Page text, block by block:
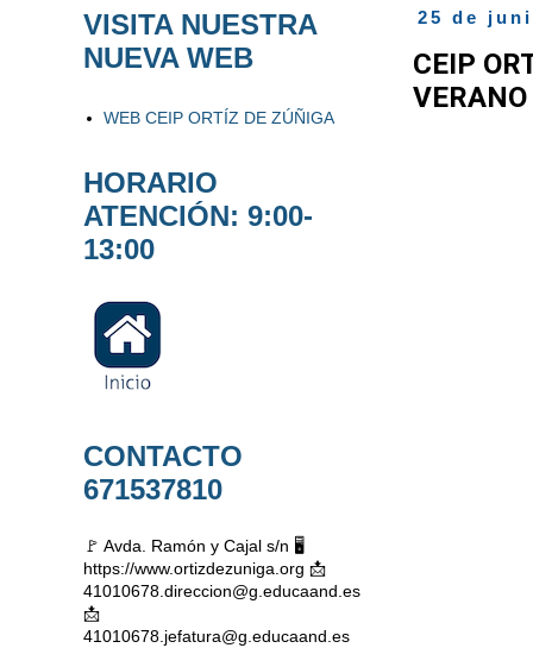
25 de
CEIP
VERANO
VISITA NUESTRA
NUEVA WEB
WEB CEIP ORTÍZ DE ZÚÑIGA
HORARIO
ATENCIÓN: 9:00-
13:00
CONTACTO
671537810
🚩 Avda. Ramón y Cajal s/n 🖥️
https://www.ortizdezuniga.org 📩
41010678.direccion@g.educaand.es
📩
41010678.jefatura@g.educaand.es